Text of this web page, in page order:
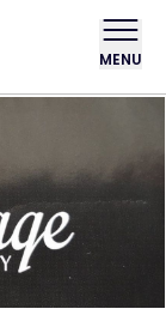
MENU